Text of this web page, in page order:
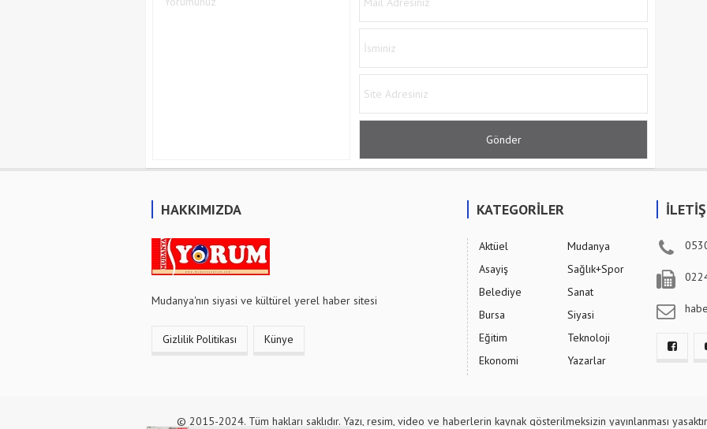
HAKKIMIZDA
Mudanya'nın siyasi ve kültürel yerel haber sitesi
Gizlilik Politikası Künye
KATEGORİLER
Aktüel
Asayiş
Belediye
Bursa
Eğitim
Ekonomi
Mudanya
Sağlık+Spor
Sanat
Siyasi
Teknoloji
Yazarlar
© 2015-2024. Tüm hakları saklıdır. Yazı, resim, video ve haberlerin kaynak gösterilmeksizin yayınlanması